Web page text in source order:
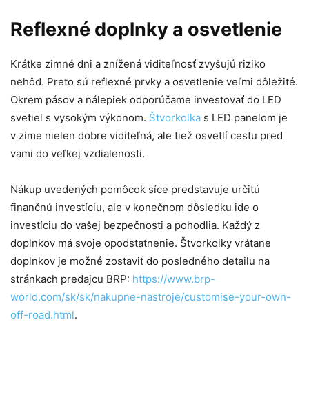
Reflexné doplnky a osvetlenie
Krátke zimné dni a znížená viditeľnosť zvyšujú riziko
nehôd. Preto sú reflexné prvky a osvetlenie veľmi dôležité.
Okrem pásov a nálepiek odporúčame investovať do LED
svetiel s vysokým výkonom. Štvorkolka s LED panelom je
v zime nielen dobre viditeľná, ale tiež osvetlí cestu pred
vami do veľkej vzdialenosti.
Nákup uvedených pomôcok síce predstavuje určitú
finančnú investíciu, ale v konečnom dôsledku ide o
investíciu do vašej bezpečnosti a pohodlia. Každý z
doplnkov má svoje opodstatnenie. Štvorkolky vrátane
doplnkov je možné zostaviť do posledného detailu na
stránkach predajcu BRP: https://www.brp-
world.com/sk/sk/nakupne-nastroje/customise-your-own-
off-road.html.